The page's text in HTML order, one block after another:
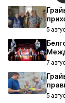
5
7
5